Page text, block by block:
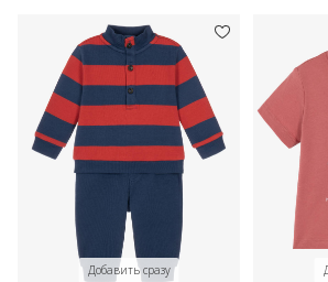
Добавить сразу